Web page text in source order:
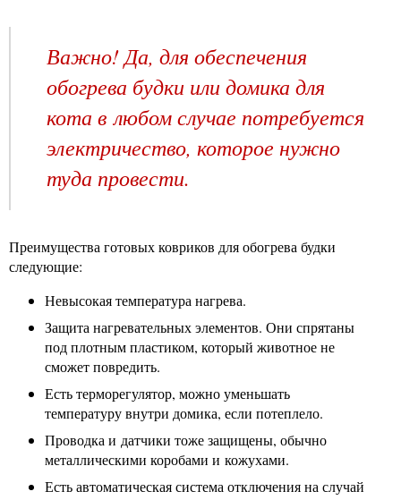
Важно! Да, для обеспечения
обогрева будки или домика для
кота в любом случае потребуется
электричество, которое нужно
туда провести.
Преимущества готовых ковриков для обогрева будки
следующие:
Невысокая температура нагрева.
Защита нагревательных элементов. Они спрятаны
под плотным пластиком, который животное не
сможет повредить.
Есть терморегулятор, можно уменьшать
температуру внутри домика, если потеплело.
Проводка и датчики тоже защищены, обычно
металлическими коробами и кожухами.
Есть автоматическая система отключения на случай